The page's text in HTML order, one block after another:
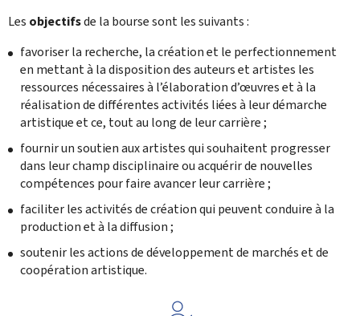
Les objectifsde la bourse sont les suivants :
favoriser la recherche, la création et le perfectionnement
en mettant à la disposition des auteurs et artistes les
ressources nécessaires à l’élaboration d’œuvres et à la
réalisation de différentes activités liées à leur démarche
artistique et ce, tout au long de leur carrière ;
fournir un soutien aux artistes qui souhaitent progresser
dans leur champ disciplinaire ou acquérir de nouvelles
compétences pour faire avancer leur carrière ;
faciliter les activités de création qui peuvent conduire à la
production et à la diffusion ;
soutenir les actions de développement de marchés et de
coopération artistique.